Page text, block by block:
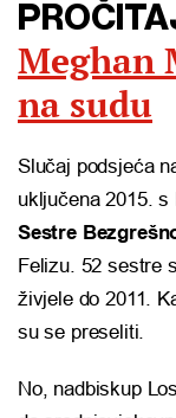
Meghan
na sudu
Slučaj podsjeća
uključena 2015.
Sestre
Felizu. 52 sestre
živjele do 2011.
su se preseliti.
No, nadbiskup